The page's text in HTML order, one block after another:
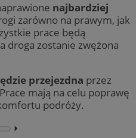
najbardziej
zarówno na prawym, jak
prace będą
droga zostanie zwężona
przejezdna przez
mają na celu poprawę
podróży.
⏵︎